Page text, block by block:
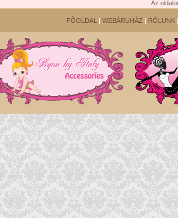
Az
FÕOLDAL | WEBÁRUHÁZ | RÓLUNK